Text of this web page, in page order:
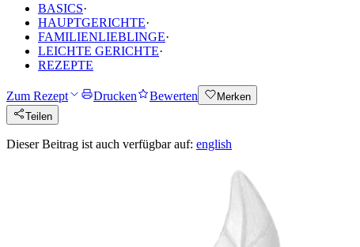
BASICS·
HAUPTGERICHTE·
FAMILIENLIEBLINGE·
LEICHTE GERICHTE·
REZEPTE
Zum Rezept Drucken Bewerten
Merken
Teilen
Dieser Beitrag ist auch verfügbar auf: english